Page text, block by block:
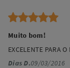
Muito bom!
EXCELENTE PARA
Dias D.09/03/2016